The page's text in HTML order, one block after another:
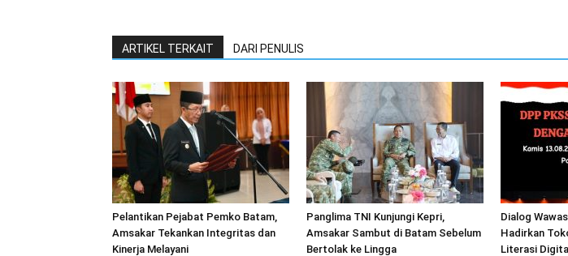
ARTIKEL TERKAIT DARI PENULIS
Pelantikan Pejabat Pemko Batam,
Amsakar Tekankan Integritas dan
Kinerja Melayani
Panglima TNI Kunjungi Kepri,
Amsakar Sambut di Batam Sebelum
Bertolak ke Lingga
Dialog
Hadirkan
Literasi